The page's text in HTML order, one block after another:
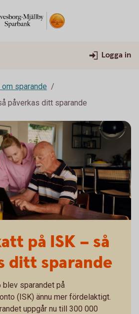
Logga in
sparande
påverkas ditt sparande
på ISK – så
ditt sparande
blev sparandet på
(ISK) ännu mer fördelaktigt.
uppgår nu till 300 000